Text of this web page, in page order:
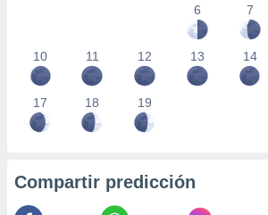
6
7
10 11 12 13 14
17 18 19
Compartir predicción